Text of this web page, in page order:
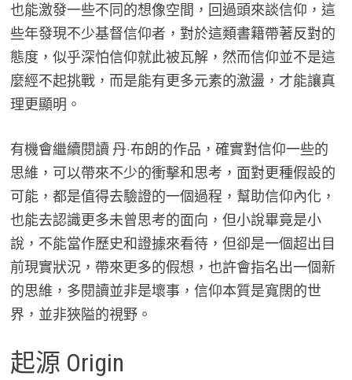
也能激發一些不同的想像空間，回過頭來談信仰，這
些年發現不少基督信仰者，對於這類書籍帶著反對的
態度，似乎深怕信仰就此被瓦解，然而信仰並不是這
麼經不起挑戰，而是能有更多元素的激盪，才能讓真
理更顯明。
有機會繼續閱讀 丹‧布朗的作品，確實對信仰一些的
思維，可以帶來不少的衝擊和思考，面對更種假設的
可能，都是值得去驗證的一個過程，幫助信仰內化，
也能去認識更多未曾思考的面向，但小說畢竟是小
說，不能當作歷史和證據來看待，但卻是一個超出目
前現實狀況，帶來更多的假想，也許會指名出一個新
的思維，多閱讀並非是壞事，信仰本質是寬闊的世
界，並非狹隘的視野。
起源 Origin